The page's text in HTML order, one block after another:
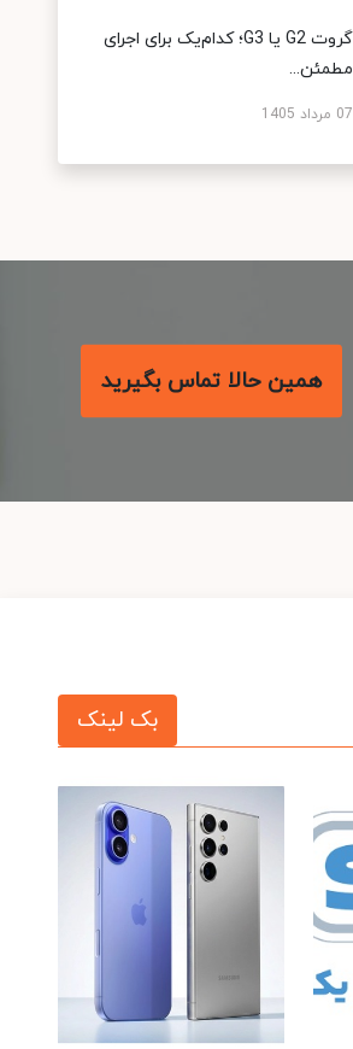
گروت G2 یا G3؛ کدام‌یک برای اجرای
مطمئن...
07 مرداد 1405
همین حالا تماس بگیرید
بک لینک